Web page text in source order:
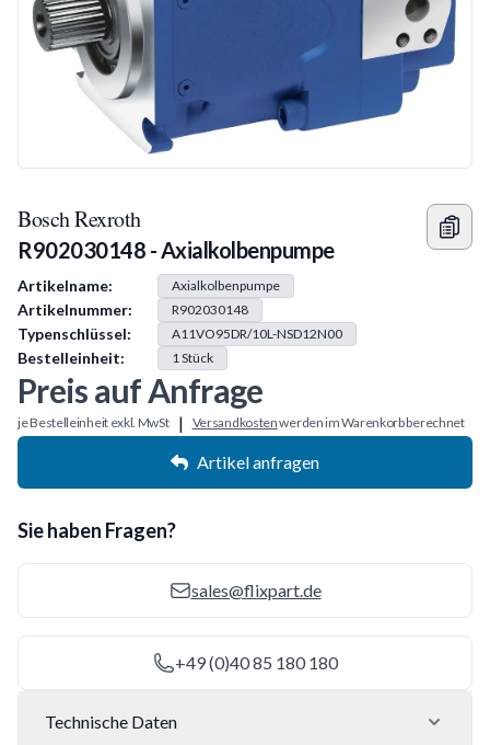
Bosch Rexroth
R902030148 - Axialkolbenpumpe
Produkt Information
Artikelname: Axialkolbenpumpe
Artikelnummer: R902030148
Typenschlüssel: A11VO95DR/10L-NSD12N00
Bestelleinheit: 1Stück
Preis auf Anfrage
je Bestelleinheit exkl. MwSt | Versandkostenwerden im Warenkorb berechnet
Artikel anfragen
Sie haben Fragen?
sales@flixpart.de
+49 (0)40 85 180 180
Technische Daten